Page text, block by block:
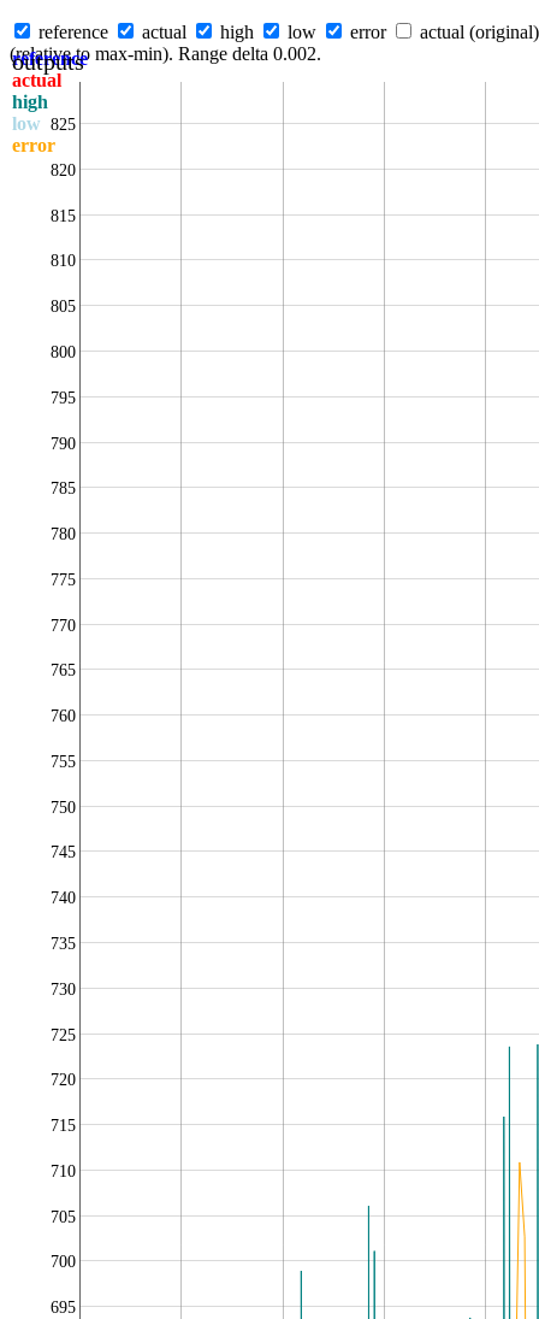
outputs
reference
actual
high
low
error
695
700
705
710
715
720
725
730
735
740
745
750
755
760
765
770
775
780
785
790
795
800
805
810
815
820
825
reference actual high low error
actual (original)
(relative to max-min). Range delta 0.002.